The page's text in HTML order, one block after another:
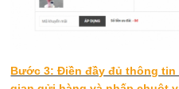
Bước 3: Điền đầy đủ thông